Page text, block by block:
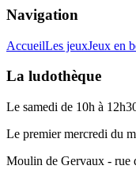
Navigation
AccueilLes jeuxJeux en
La ludothèque
Le samedi de 10h à
Le premier mercredi du
Moulin de Gervaux - rue